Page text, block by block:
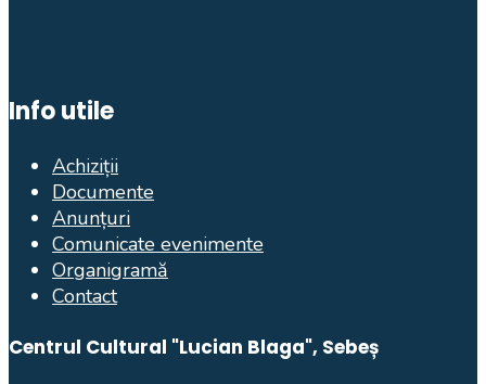
Info utile
Achiziții
Documente
Anunțuri
Comunicate evenimente
Organigramă
Contact
Centrul Cultural "Lucian Blaga", Sebeș